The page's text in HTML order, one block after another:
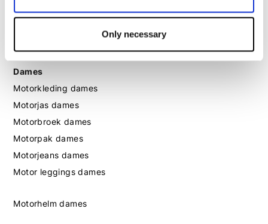
Only necessary
Motorlaarzen heren
Motorschoenen heren
Dames
Motorkleding dames
Motorjas dames
Motorbroek dames
Motorpak dames
Motorjeans dames
Motor leggings dames
Motorhelm dames